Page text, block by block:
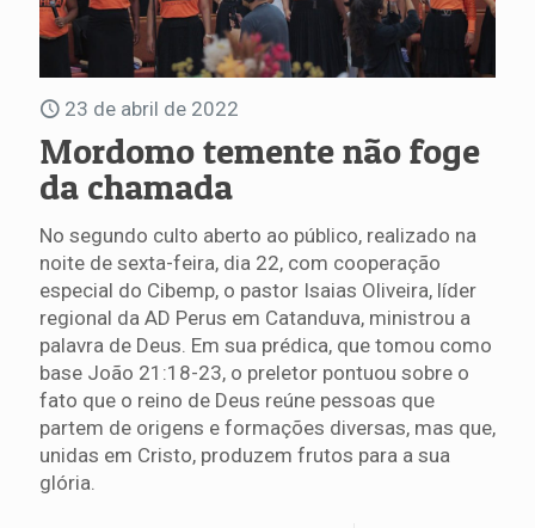
23 de abril de 2022
Mordomo temente não foge
da chamada
No segundo culto aberto ao público, realizado na
noite de sexta-feira, dia 22, com cooperação
especial do Cibemp, o pastor Isaias Oliveira, líder
regional da AD Perus em Catanduva, ministrou a
palavra de Deus. Em sua prédica, que tomou como
base João 21:18-23, o preletor pontuou sobre o
fato que o reino de Deus reúne pessoas que
partem de origens e formações diversas, mas que,
unidas em Cristo, produzem frutos para a sua
glória.